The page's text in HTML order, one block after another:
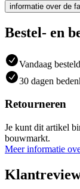
informatie over de
Bestel- en
Vandaag
30 dagen
Retourneren
Je kunt dit artikel
bouwmarkt.
Meer informatie